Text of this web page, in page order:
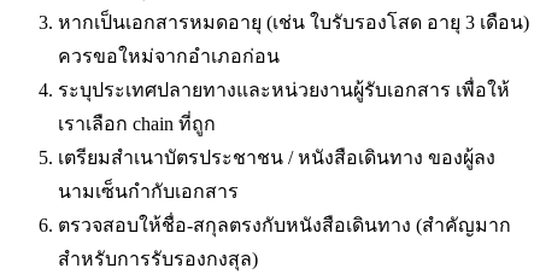
หากเป็นเอกสารหมดอายุ (เช่น ใบรับรองโสด อายุ 3 เดือน)
ควรขอใหม่จากอำเภอก่อน
ระบุประเทศปลายทางและหน่วยงานผู้รับเอกสาร เพื่อให้
เราเลือก chain ที่ถูก
เตรียมสำเนาบัตรประชาชน / หนังสือเดินทาง ของผู้ลง
นามเซ็นกำกับเอกสาร
ตรวจสอบให้ชื่อ-สกุลตรงกับหนังสือเดินทาง (สำคัญมาก
สำหรับการรับรองกงสุล)